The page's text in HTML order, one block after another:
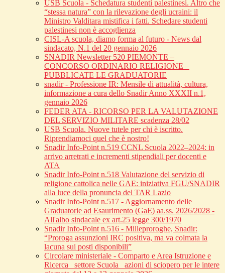
USB Scuola - Schedatura studenti palestinesi. Altro che
“stessa natura” con la rilevazione degli ucraini: il
Ministro Valditara mistifica i fatti. Schedare studenti
palestinesi non è accoglienza
CISL-A scuola, diamo forma al futuro - News dal
sindacato, N.1 del 20 gennaio 2026
SNADIR Newsletter 520 PIEMONTE –
CONCORSO ORDINARIO RELIGIONE –
PUBBLICATE LE GRADUATORIE
snadir - Professione IR: Mensile di attualità, cultura,
informazione a cura dello Snadir Anno XXXII n.1,
gennaio 2026
FEDER ATA - RICORSO PER LA VALUTAZIONE
DEL SERVIZIO MILITARE scadenza 28/02
USB Scuola. Nuove tutele per chi è iscritto.
Riprendiamoci quel che è nostro!
Snadir Info-Point n.519 CCNL Scuola 2022–2024: in
arrivo arretrati e incrementi stipendiali per docenti e
ATA
Snadir Info-Point n.518 Valutazione del servizio di
religione cattolica nelle GAE: iniziativa FGU/SNADIR
alla luce della pronuncia del TAR Lazio
Snadir Info-Point n.517 - Aggiornamento delle
Graduatorie ad Esaurimento (GaE) aa.ss. 2026/2028 -
All'albo sindacale ex art.25 legge 300/1970
Snadir Info-Point n.516 - Milleproroghe, Snadir:
“Proroga assunzioni IRC positiva, ma va colmata la
lacuna sui posti disponibili”
Circolare ministeriale - Comparto e Area Istruzione e
Ricerca_ settore Scuola_ azioni di sciopero per le intere